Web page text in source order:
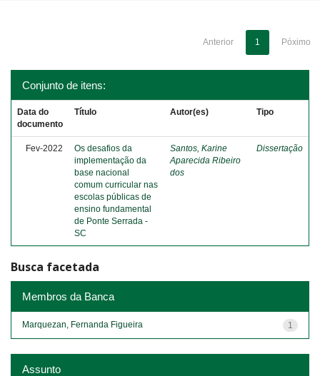
Anterior 1 Póximo
Conjunto de itens:
Data do
documento
Título Autor(es) Tipo
Fev-2022
Os desafios da
implementação da
base nacional
comum curricular nas
escolas públicas de
ensino fundamental
de Ponte Serrada -
SC
Santos, Karine
Aparecida Ribeiro
dos
Dissertação
Busca facetada
Membros da Banca
1
Marquezan, Fernanda Figueira
Assunto